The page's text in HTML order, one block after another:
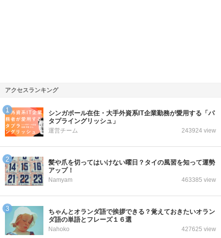
アクセスランキング
シンガポール在住・大手外資系IT企業勤務が愛用する「パ
タプライングリッシュ」
運営チーム 243924 view
髪や爪を切ってはいけない曜日？タイの風習を知って運勢
アップ！
Namyam 463385 view
ちゃんとオランダ語で挨拶できる？覚えておきたいオラン
ダ語の単語とフレーズ１６選
Nahoko 427625 view